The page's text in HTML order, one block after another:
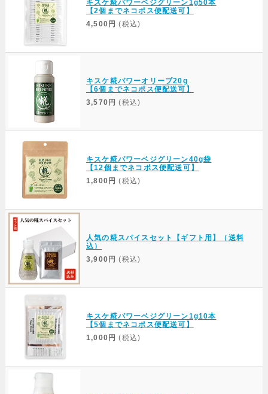
キスケ糀パワーベジグリーン1g50本
【2個までネコポス便配送可】
4,500円 (税込)
キスケ糀パワーオリーブ20g
【6個までネコポス便配送可】
3,570円 (税込)
キスケ糀パワーベジグリーン40g袋
【12個までネコポス便配送可】
1,800円 (税込)
人気の糀スパイスセット【ギフト用】（送料
込）
3,900円 (税込)
キスケ糀パワーベジグリーン1g10本
【5個までネコポス便配送可】
1,000円 (税込)